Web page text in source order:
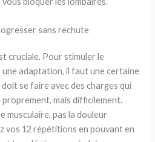
sans rechute
cruciale. Pour stimuler le
adaptation, il faut une certaine
se faire avec des charges qui
mais difficilement.
musculaire, pas la douleur
vos 12 répétitions en pouvant en